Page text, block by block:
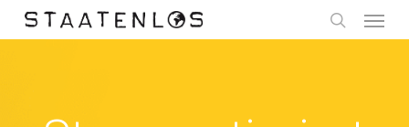
Skip
to
search